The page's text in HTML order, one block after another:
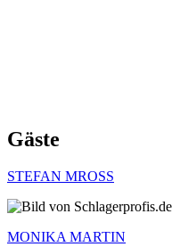
Gäste
STEFAN MROSS
MONIKA MARTIN